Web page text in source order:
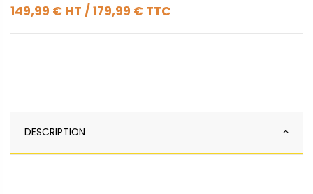
149,99 € HT / 179,99 € TTC
DESCRIPTION